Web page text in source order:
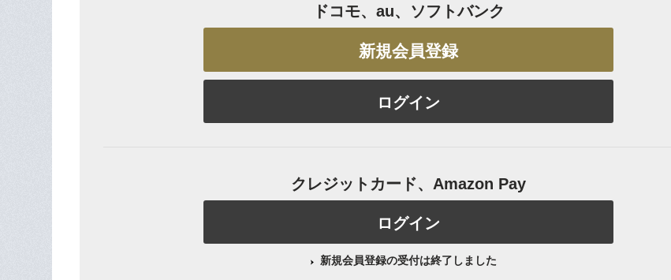
ドコモ、au、ソフトバンク
新規会員登録
ログイン
クレジットカード、Amazon Pay
ログイン
新規会員登録の受付は終了しました